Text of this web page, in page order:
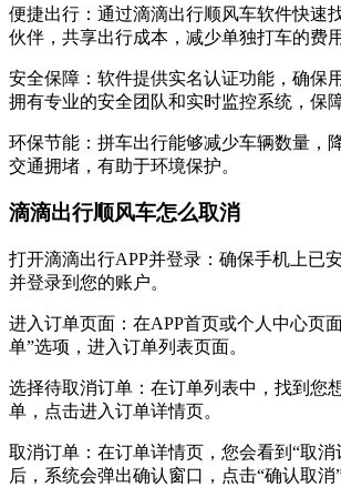
便捷出行：通过滴滴出行顺风车软件快速
伙伴，共享出行成本，减少单独打车的费用
安全保障：软件提供实名认证功能，确保
拥有专业的安全团队和实时监控系统，保
环保节能：拼车出行能够减少车辆数量，
交通拥堵，有助于环境保护。
滴滴出行顺风车怎么取消
打开滴滴出行APP并登录‌：确保手机上已
并登录到您的账户。‌
进入订单页面‌：在APP首页或个人中心页
单”选项，进入订单列表页面。‌
选择待取消订单‌：在订单列表中，找到您
单，点击进入订单详情页。
取消订单‌：在订单详情页，您会看到“取
后，系统会弹出确认窗口，点击“确认取消